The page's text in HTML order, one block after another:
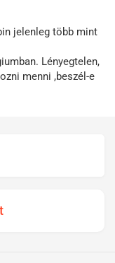
jelenleg több mint
Lényegtelen,
menni ,beszél-e